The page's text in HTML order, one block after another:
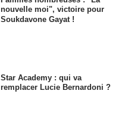
nouvelle moi", victoire pour
Soukdavone Gayat !
Star Academy : qui va
remplacer Lucie Bernardoni ?